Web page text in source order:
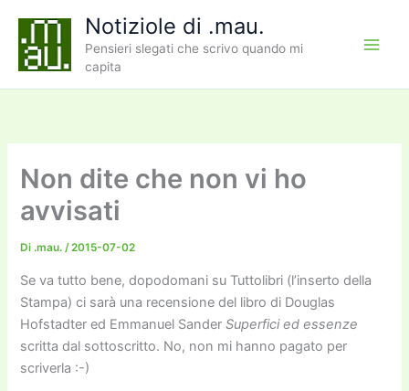
contenuto
Notiziole di .mau.
Pensieri slegati che scrivo quando mi
capita
Non dite che non vi ho
avvisati
Di .mau./2015-07-02
Se va tutto bene, dopodomani su Tuttolibri (l’inserto della
Stampa) ci sarà una recensione del libro di Douglas
Hofstadter ed Emmanuel SanderSuperfici ed essenze
scritta dal sottoscritto. No, non mi hanno pagato per
scriverla :-)